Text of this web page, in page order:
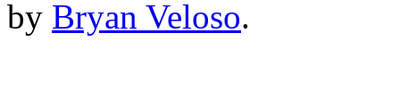
by Bryan Veloso.